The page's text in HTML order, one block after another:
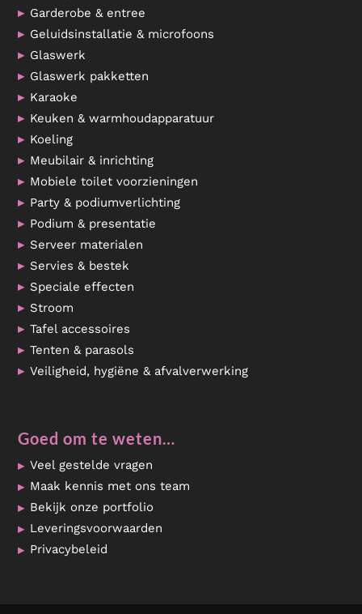
Garderobe & entree
Geluidsinstallatie & microfoons
Glaswerk
Glaswerk pakketten
Karaoke
Keuken & warmhoudapparatuur
Koeling
Meubilair & inrichting
Mobiele toilet voorzieningen
Party & podiumverlichting
Podium & presentatie
Serveer materialen
Servies & bestek
Speciale effecten
Stroom
Tafel accessoires
Tenten & parasols
Veiligheid, hygiëne & afvalverwerking
Goed om te weten…
Veel gestelde vragen
Maak kennis met ons team
Bekijk onze portfolio
Leveringsvoorwaarden
Privacybeleid